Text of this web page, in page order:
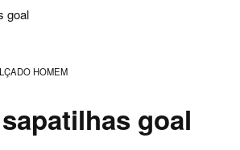
HOMEM
goal